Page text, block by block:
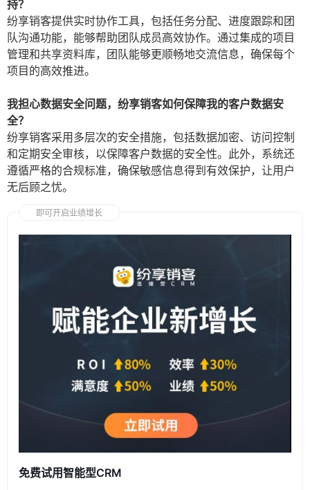
持？
纷享销客提供实时协作工具，包括任务分配、进度跟踪和团
队沟通功能，能够帮助团队成员高效协作。通过集成的项目
管理和共享资料库，团队能够更顺畅地交流信息，确保每个
项目的高效推进。
我担心数据安全问题，纷享销客如何保障我的客户数据安
全？
纷享销客采用多层次的安全措施，包括数据加密、访问控制
和定期安全审核，以保障客户数据的安全性。此外，系统还
遵循严格的合规标准，确保敏感信息得到有效保护，让用户
无后顾之忧。
即可开启业绩增长
免费试用智能型CRM